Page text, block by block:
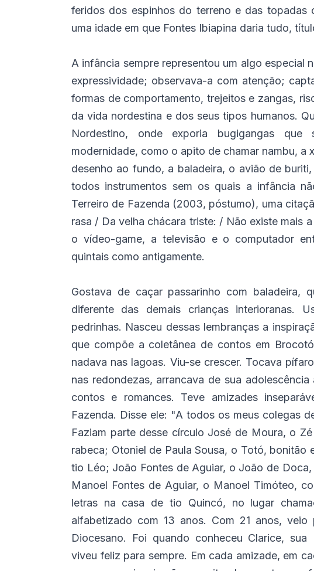
feridos dos espinhos do terreno e das topadas
uma idade em que Fontes Ibiapina daria tudo,
A infância sempre representou um algo especial
expressividade; observava-a com atenção;
formas de comportamento, trejeitos e zangas,
da vida nordestina e dos seus tipos humanos.
Nordestino, onde exporia bugigangas
modernidade, como o apito de chamar nambu,
desenho ao fundo, a baladeira, o avião de
todos instrumentos sem os quais a infância
Terreiro de Fazenda (2003, póstumo), uma
rasa / Da velha chácara triste: / Não existe mais
o vídeo-game, a televisão e o computador
quintais como antigamente.
Gostava de caçar passarinho com baladeira,
diferente das demais crianças interioranas.
pedrinhas. Nasceu dessas lembranças a
que compõe a coletânea de contos em
nadava nas lagoas. Viu-se crescer. Tocava
nas redondezas, arrancava de sua
contos e romances. Teve amizades
Fazenda. Disse ele: "A todos os meus colegas
Faziam parte desse círculo José de Moura, o
rabeca; Otoniel de Paula Sousa, o Totó,
tio Léo; João Fontes de Aguiar, o João de
Manoel Fontes de Aguiar, o Manoel Timóteo,
letras na casa de tio Quincó, no lugar
alfabetizado com 13 anos. Com 21 anos, veio
Diocesano. Foi quando conheceu Clarice,
viveu feliz para sempre. Em cada amizade, em